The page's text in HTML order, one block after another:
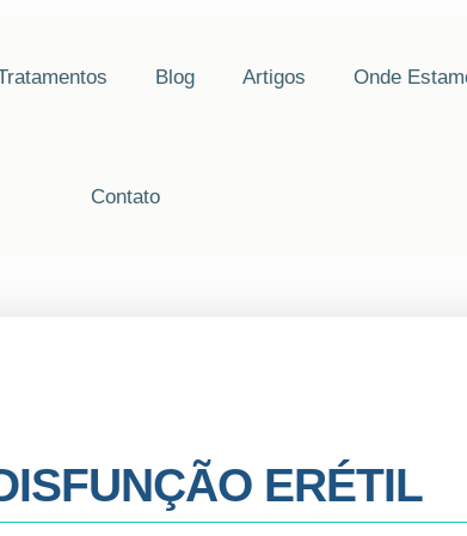
Blog Artigos Onde
Contato
ERÉTIL